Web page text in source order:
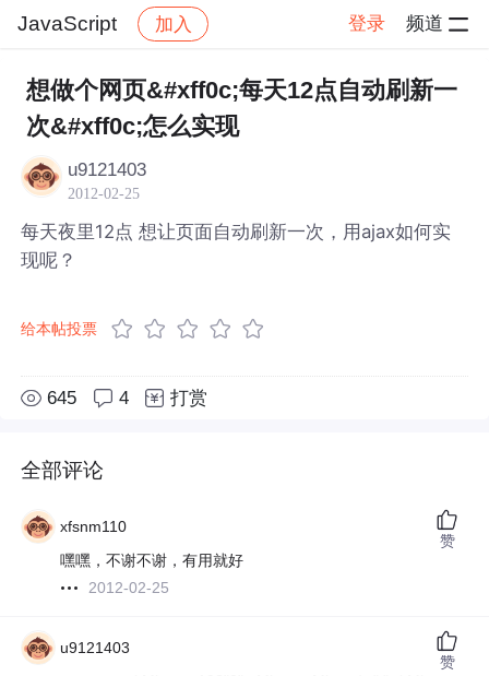
JavaScript 加入 登录 频道
社区 JavaScript 帖子详情
想做个网页&#xff0c;每天12点自动刷新一
次&#xff0c;怎么实现
u9121403
2012-02-25
每天夜里12点 想让页面自动刷新一次，用ajax如何实
现呢？
给本帖投票
645 4 打赏
全部评论
xfsnm110
嘿嘿，不谢不谢，有用就好
2012-02-25
赞
u9121403
赞